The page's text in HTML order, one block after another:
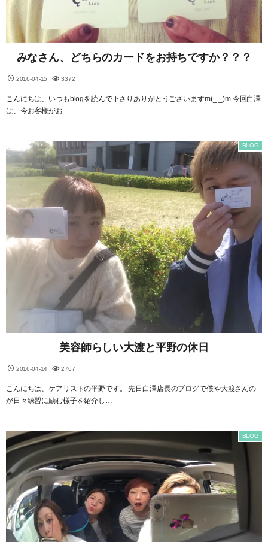
みなさん、どちらのカードをお持ちですか？？？
2016-04-15 3372
こんにちは、いつもblogを読んで下さりありがとうございますm(_ _)m 今回白澤
は、今お客様がお…
美容師らしい大渡と平野の休日
2016-04-14
BLOG
2767
こんにちは、ケアリストの平野です。 先日白澤店長のブログで僕や大渡さんの
が日々練習に励む様子を紹介し…
BLOG